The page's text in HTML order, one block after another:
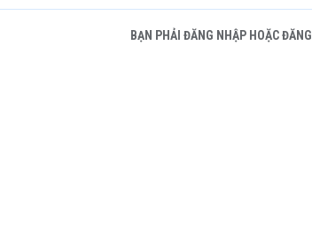
BẠN PHẢI ĐĂNG NHẬP HOẶC